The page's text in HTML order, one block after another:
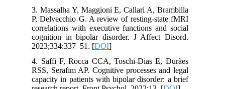
3. Massalha Y, Maggioni E, Callari A, Brambilla
P, Delvecchio G. A review of resting-state fMRI
correlations with executive functions and social
cognition in bipolar disorder. J Affect Disord.
2023;334:337–51. [DOI
4. Saffi F, Rocca CCA, Toschi-Dias E, Durães
RSS, Serafim AP. Cognitive processes and legal
capacity in patients with bipolar disorder: a brief